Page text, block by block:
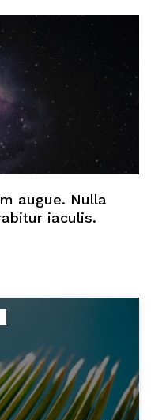
augue. Nulla
iaculis.